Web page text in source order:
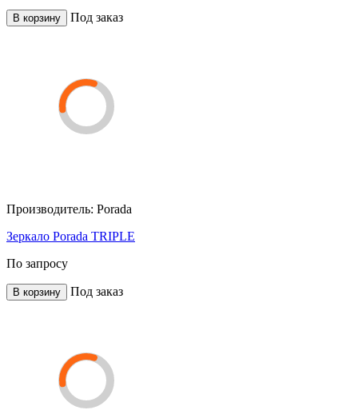
В корзину Под заказ
Производитель: Porada
Зеркало Porada TRIPLE
По запросу
В корзину Под заказ